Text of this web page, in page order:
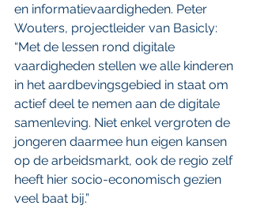
en informatievaardigheden. Peter
Wouters, projectleider van Basicly:
“Met de lessen rond digitale
vaardigheden stellen we alle kinderen
in het aardbevingsgebied in staat om
actief deel te nemen aan de digitale
samenleving. Niet enkel vergroten de
jongeren daarmee hun eigen kansen
op de arbeidsmarkt, ook de regio zelf
heeft hier socio-economisch gezien
veel baat bij.”